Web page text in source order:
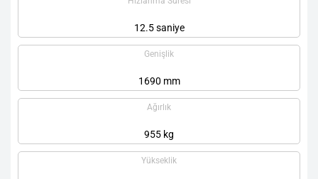
12.5 saniye
Genişlik
1690 mm
Ağırlık
955 kg
Yükseklik